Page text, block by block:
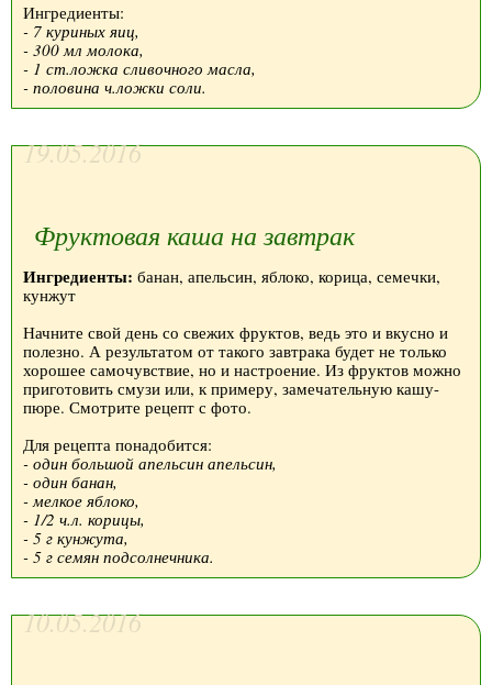
Ингредиенты:
- 7 куриных яиц,
- 300 мл молока,
- 1 ст.ложка сливочного масла,
- половина ч.ложки соли.
19.05.2016
Фруктовая каша на завтрак
Ингредиенты: банан, апельсин, яблоко, корица, семечки,
кунжут
Начните свой день со свежих фруктов, ведь это и вкусно и
полезно. А результатом от такого завтрака будет не только
хорошее самочувствие, но и настроение. Из фруктов можно
приготовить смузи или, к примеру, замечательную кашу-
пюре. Смотрите рецепт с фото.
Для рецепта понадобится:
- один большой апельсин апельсин,
- один банан,
- мелкое яблоко,
- 1/2 ч.л. корицы,
- 5 г кунжута,
- 5 г семян подсолнечника.
10.05.2016